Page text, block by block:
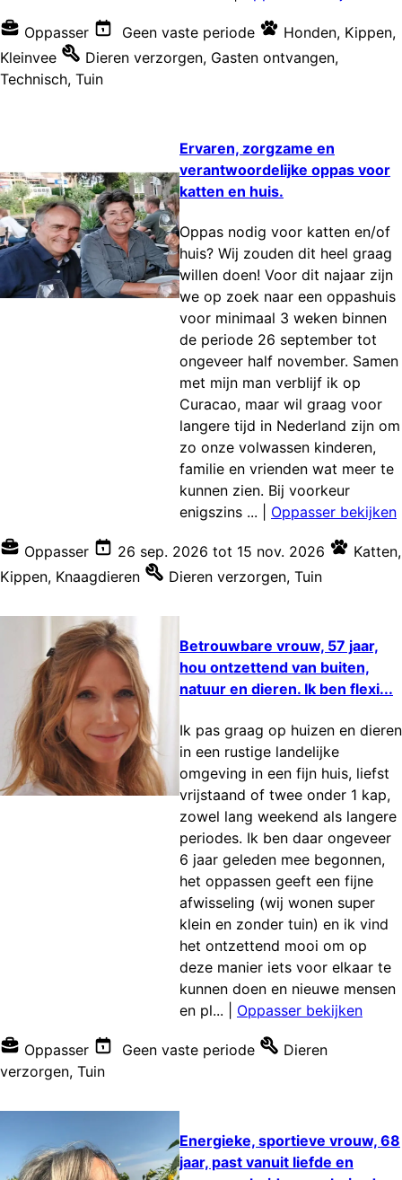
Oppasser Geen vaste periode Honden, Kippen,
Kleinvee
Dieren verzorgen, Gasten ontvangen,
Technisch, Tuin
Ervaren, zorgzame en
verantwoordelijke oppas voor
katten en huis.
Oppas nodig voor katten en/of
huis? Wij zouden dit heel graag
willen doen! Voor dit najaar zijn
we op zoek naar een oppashuis
voor minimaal 3 weken binnen
de periode 26 september tot
ongeveer half november. Samen
met mijn man verblijf ik op
Curacao, maar wil graag voor
langere tijd in Nederland zijn om
zo onze volwassen kinderen,
familie en vrienden wat meer te
kunnen zien. Bij voorkeur
enigszins ...
Oppasser bekijken
Oppasser 26 sep. 2026 tot 15 nov. 2026 Katten,
Kippen, Knaagdieren Dieren verzorgen, Tuin
Betrouwbare vrouw, 57 jaar,
hou ontzettend van buiten,
natuur en dieren. Ik ben flexi...
Ik pas graag op huizen en dieren
in een rustige landelijke
omgeving in een fijn huis, liefst
vrijstaand of twee onder 1 kap,
zowel lang weekend als langere
periodes. Ik ben daar ongeveer
6 jaar geleden mee begonnen,
het oppassen geeft een fijne
afwisseling (wij wonen super
klein en zonder tuin) en ik vind
het ontzettend mooi om op
deze manier iets voor elkaar te
kunnen doen en nieuwe mensen
en pl...
Oppasser bekijken
Oppasser Geen vaste periode
Dieren
verzorgen, Tuin
Energieke, sportieve vrouw, 68
jaar, past vanuit liefde en